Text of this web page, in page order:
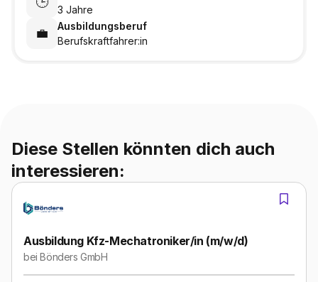
3 Jahre
💼
Ausbildungsberuf
Berufskraftfahrer:in
Diese Stellen könnten dich auch
interessieren:
Ausbildung Kfz-Mechatroniker/in (m/w/d)
beiBönders GmbH